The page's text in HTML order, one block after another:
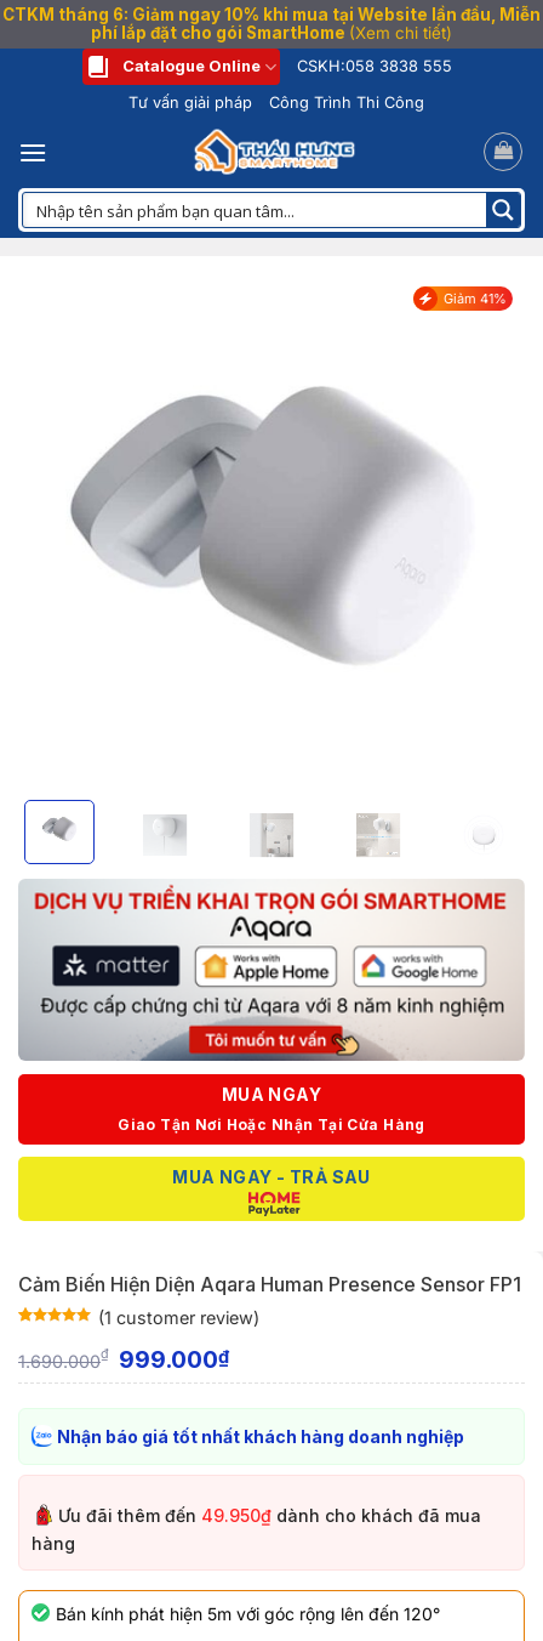
CTKM tháng 6: Giảm ngay 10% khi mua tại Website lần đầu, Miễn
phí lắp đặt cho gói SmartHome (Xem chi tiết)
dung
Catalogue Online CSKH:058 3838 555
Tư vấn giải pháp
Công Trình Thi Công
Giảm 41%
MUA NGAY
Giao Tận Nơi Hoặc Nhận Tại Cửa Hàng
MUA NGAY - TRẢ SAU
Cảm Biến Hiện Diện Aqara Human Presence Sensor FP1
on
customer
(1 customer review)
1.690.000₫ 999.000₫
Nhận báo giá tốt nhất khách hàng doanh nghiệp
Ưu đãi thêm đến 49.950₫ dành cho khách đã mua
hàng
Bán kính phát hiện 5m với góc rộng lên đến 120°